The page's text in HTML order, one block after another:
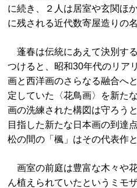
に続き、２人は居室や玄関ほ
に残される近代数寄屋造りの
蓬春は伝統にあえて決別す
つけると、昭和30年代のリア
画と西洋画のさらなる融合へ
定していた〈花鳥画〉を新た
画の洗練された構図は守ろう
目指した新たな日本画の到達
松の間の「楓」はその代表作
画室の前庭は豊富な木々や
ん植えられていたというミモ